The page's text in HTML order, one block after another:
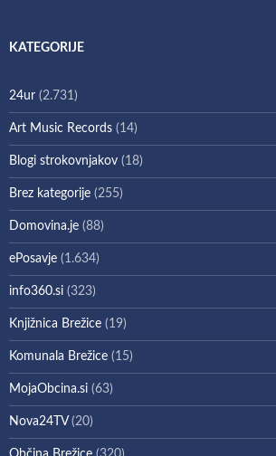
KATEGORIJE
24ur (2.731)
Art Music Records (14)
Blogi strokovnjakov (18)
Brez kategorije (255)
Domovina.je (88)
ePosavje (1.634)
info360.si (323)
Knjižnica Brežice (19)
Komunala Brežice (15)
MojaObcina.si (63)
Nova24TV(20)